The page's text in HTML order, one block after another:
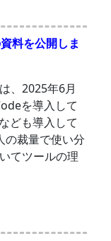
料を公開しま
、2025年6月
を導入して
ども導入して
の裁量で使い分
てツールの理